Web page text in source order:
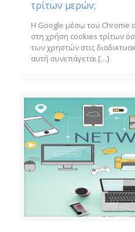
τρίτων μερών;
Η Google μέσω του Chrome
στη χρήση cookies τρίτων
των χρηστών στις
αυτή συνεπάγεται […]